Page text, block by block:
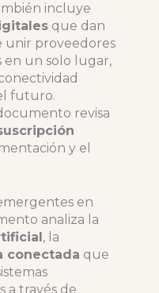
incluye
que dan
unir proveedores
en un solo lugar,
futuro.
revisa
y el
en
analiza la
, la
conectada que
a través de